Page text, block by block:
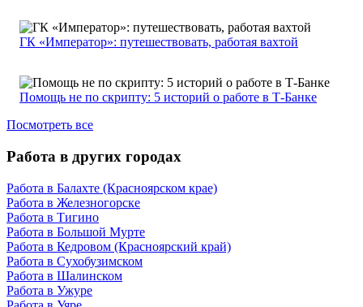
ГК «Император»: путешествовать, работая вахтой
Помощь не по скрипту: 5 историй о работе в Т-Банке
Посмотреть все
Работа в других городах
Работа в Балахте (Красноярском крае)
Работа в Железногорске
Работа в Тигино
Работа в Большой Мурте
Работа в Кедровом (Красноярский край)
Работа в Сухобузимском
Работа в Шалинском
Работа в Ужуре